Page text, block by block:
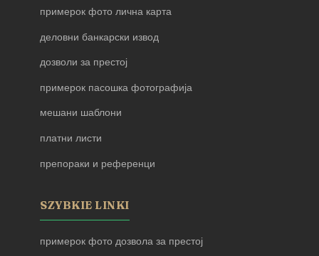
примерок фото лична карта
деловни банкарски извод
дозволи за престој
примерок пасошка фотографија
мешани шаблони
платни листи
препораки и референци
SZYBKIE LINKI
примерок фото дозвола за престој